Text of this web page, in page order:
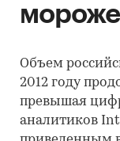
Объем
2012 году
превышая
аналитиков